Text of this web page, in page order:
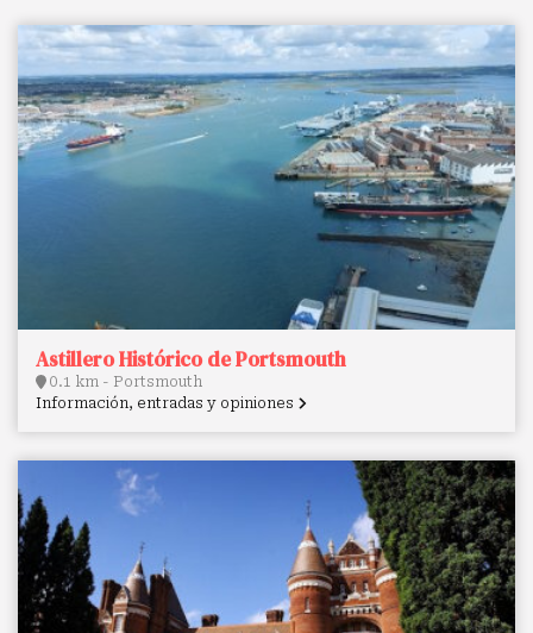
Astillero Histórico de Portsmouth
0.1 km - Portsmouth
Información, entradas y opiniones